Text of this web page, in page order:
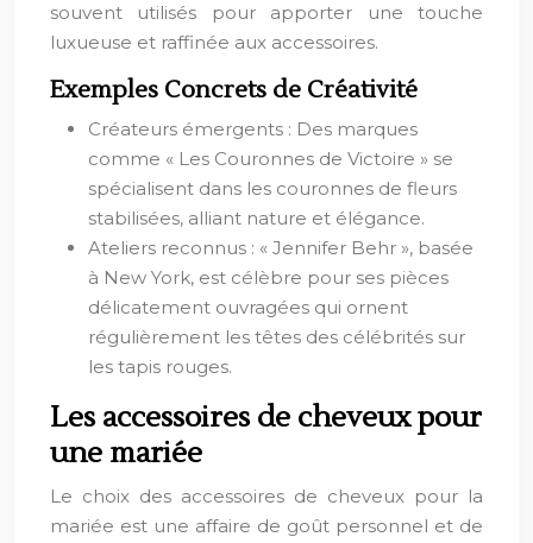
souvent utilisés pour apporter une touche
luxueuse et raffinée aux accessoires.
Exemples Concrets de Créativité
Créateurs émergents : Des marques
comme « Les Couronnes de Victoire » se
spécialisent dans les couronnes de fleurs
stabilisées, alliant nature et élégance.
Ateliers reconnus : « Jennifer Behr », basée
à New York, est célèbre pour ses pièces
délicatement ouvragées qui ornent
régulièrement les têtes des célébrités sur
les tapis rouges.
Les accessoires de cheveux pour
une mariée
Le choix des accessoires de cheveux pour la
mariée est une affaire de goût personnel et de